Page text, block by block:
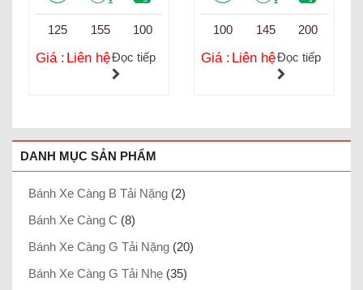
125 155 100
Giá : Liên hệĐọc tiếp
100 145 200
Giá : Liên hệĐọc tiếp
DANH MỤC SẢN PHẨM
Bánh Xe Càng B Tải Nặng (2)
Bánh Xe Càng C (8)
Bánh Xe Càng G Tải Nặng (20)
Bánh Xe Càng G Tải Nhẹ (35)